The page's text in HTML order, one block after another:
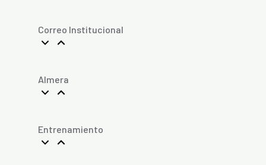
Correo Institucional
Almera
Entrenamiento